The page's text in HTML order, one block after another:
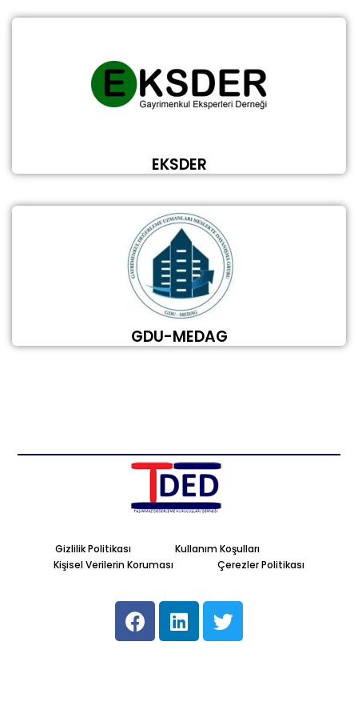
EKSDER
GDU-MEDAG
Gizlilik Politikası
Kullanım Koşulları
Kişisel Verilerin Koruması
Çerezler Politikası